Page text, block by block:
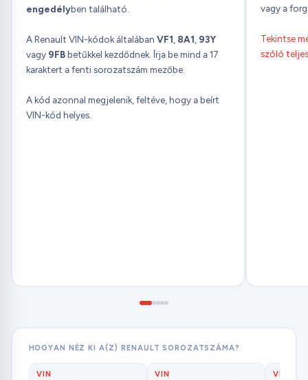
engedélyben található.
A Renault VIN-kódok általában VF1 8A1 93Y
vagy 9FBbetűkkel kezdődnek. Írja be mind a 17
karaktert a fenti sorozatszám mezőbe.
A kód azonnal megjelenik, feltéve, hogy a beírt
VIN-kód helyes.
vagy a
Tekintse
szóló
HOGYAN NÉZ KI A(Z) RENAULT SOROZATSZÁMA?
VIN VIN VIN